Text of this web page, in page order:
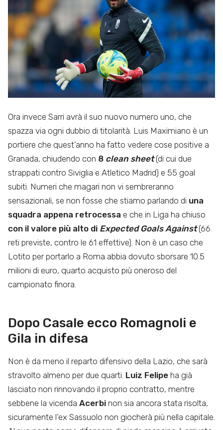
Ora invece Sarri avrà il suo nuovo numero uno, che
spazza via ogni dubbio di titolarità. Luis Maximiano è un
portiere che quest’anno ha fatto vedere cose positive a
Granada, chiudendo con 8 clean sheet(di cui due
strappati contro Siviglia e Atletico Madrid) e 55 goal
subiti. Numeri che magari non vi sembreranno
sensazionali, se non fosse che stiamo parlando di una
squadra appena retrocessa e che in Liga ha chiuso
con il valore più alto di Expected Goals Against(66
reti previste, contro le 61 effettive). Non è un caso che
Lotito per portarlo a Roma abbia dovuto sborsare 10.5
milioni di euro, quarto acquisto più oneroso del
campionato finora.
Dopo Casale ecco Romagnoli e
Gila in difesa
Non è da meno il reparto difensivo della Lazio, che sarà
stravolto almeno per due quarti. Luiz Felipe ha già
lasciato non rinnovando il proprio contratto, mentre
sebbene la vicenda Acerbi non sia ancora stata risolta,
sicuramente l’ex Sassuolo non giocherà più nella capitale.